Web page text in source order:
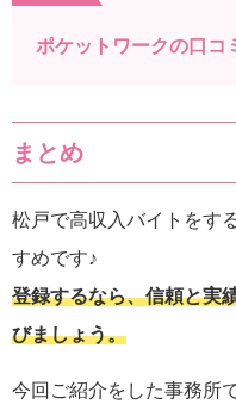
ポケットワークの口コ
まとめ
松戸で高収入バイトをす
すめです♪
登録するなら、信頼と実
びましょう。
今回ご紹介をした事務所